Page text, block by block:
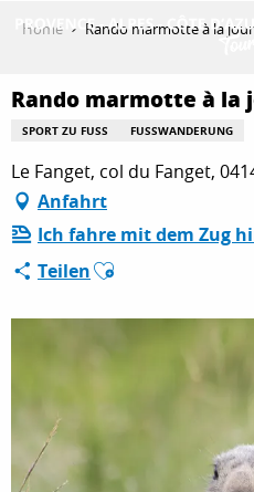
principal
ENTDECKEN
AKTIVITÄTEN
AUFENTHALT
ESPACE PRO
Home Rando marmotte à la
Rando marmotte à la
SPORT ZU FUSS FUSSWANDERUNG
Le Fanget, col du Fanget,
Anfahrt
Ich fahre mit dem Zug
TeilenAjouter aux favoris